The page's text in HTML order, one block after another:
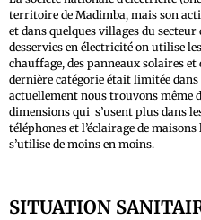
territoire de Madimba, mais son
et dans quelques villages du secteur
desservies en électricité on utilise
chauffage, des panneaux solaires et
dernière catégorie était limitée
actuellement nous trouvons même
dimensions qui s’usent plus dans
téléphones et l’éclairage de
s’utilise de moins en moins.
SITUATION